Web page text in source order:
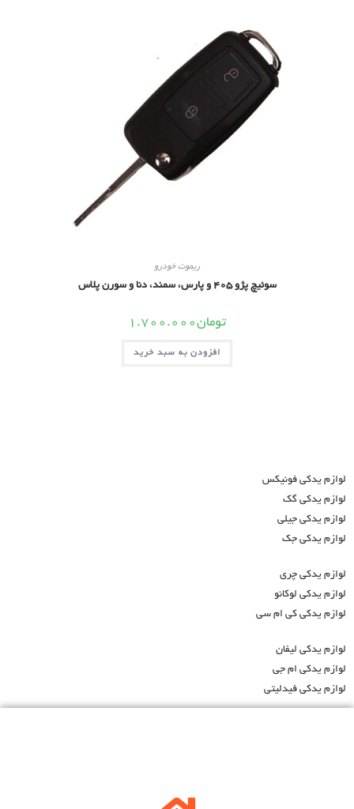
ریموت خودرو
سوئیچ پژو 405 و پارس، سمند، دنا و سورن پلاس
تومان1.700.000
افزودن به سبد خرید
لوازم یدکی فونیکس
لوازم یدکی گک
لوازم یدکی جیلی
لوازم یدکی جک
لوازم یدکی چری
لوازم یدکی لوکانو
لوازم یدکی کی ام سی
لوازم یدکی لیفان
لوازم یدکی ام جی
لوازم یدکی فیدلیتی